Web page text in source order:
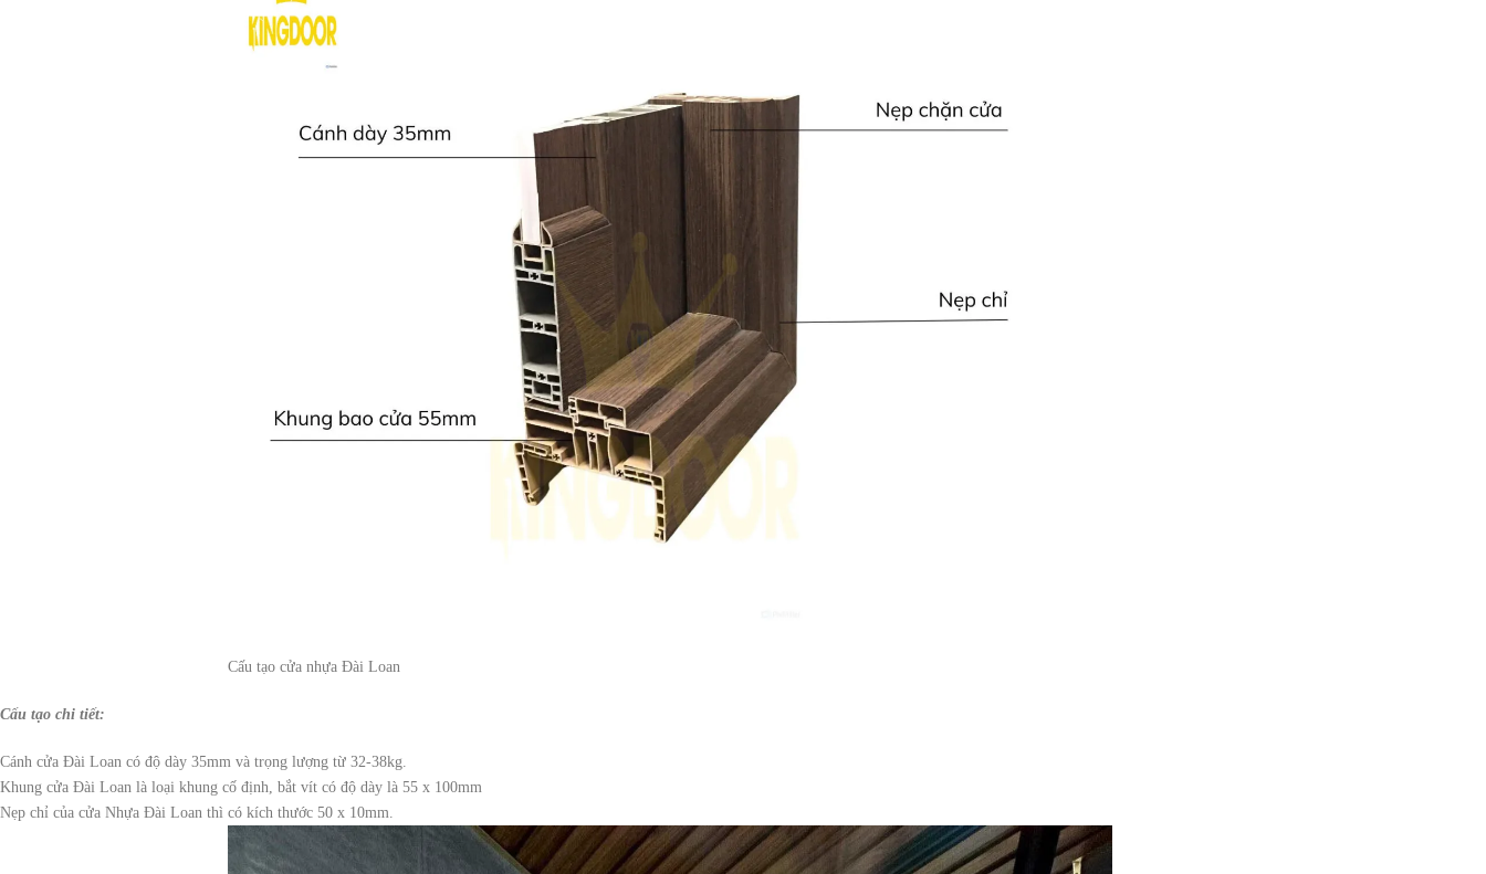
Cấu tạo cửa nhựa Đài Loan
Cấu tạo chi tiết:
Cánh cửa Đài Loan có độ dày 35mm và trọng lượng từ 32-38kg.
Khung cửa Đài Loan là loại khung cố định, bắt vít có độ dày là 55 x 100mm
Nẹp chỉ của cửa Nhựa Đài Loan thì có kích thước 50 x 10mm.